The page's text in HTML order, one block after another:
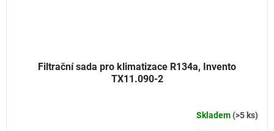
Filtrační sada pro klimatizace R134a, Invento
TX11.090-2
Skladem(>5 ks)